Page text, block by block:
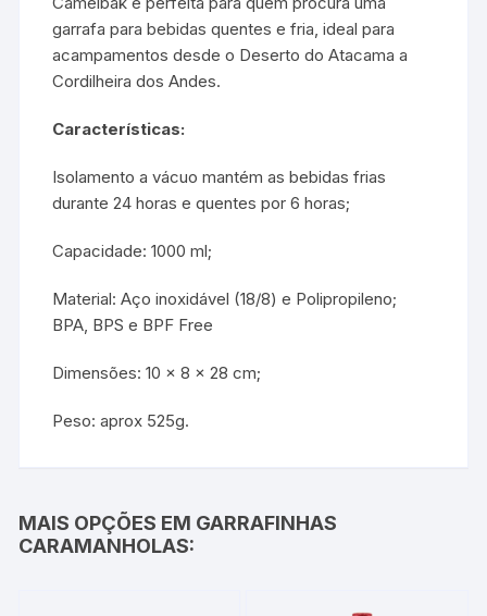
garrafa para bebidas quentes e fria, ideal para
acampamentos desde o Deserto do Atacama a
Cordilheira dos Andes.
Características:
Isolamento a vácuo mantém as bebidas frias
durante 24 horas e quentes por 6 horas;
Capacidade: 1000 ml;
Material: Aço inoxidável (18/8) e Polipropileno;
BPA, BPS e BPF Free
Dimensões: 10 x 8 x 28 cm;
Peso: aprox 525g.
MAIS OPÇÕES EM GARRAFINHAS
CARAMANHOLAS: